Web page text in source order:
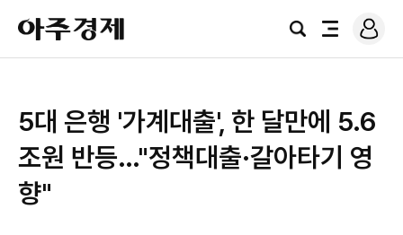
아
주
경
검
전
로
그
5대 은행 '가계대출', 한 달만에 5.6
조원 반등…"정책대출·갈아타기 영
향"